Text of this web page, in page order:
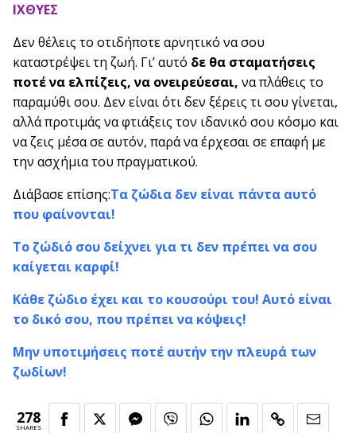
ΙΧΘΥΕΣ
Δεν θέλεις το οτιδήποτε αρνητικό να σου
καταστρέψει τη ζωή. Γι’ αυτό δε θα σταματήσεις
ποτέ να ελπίζεις, να ονειρεύεσαι, να πλάθεις το
παραμύθι σου. Δεν είναι ότι δεν ξέρεις τι σου γίνεται,
αλλά προτιμάς να φτιάξεις τον ιδανικό σου κόσμο και
να ζεις μέσα σε αυτόν, παρά να έρχεσαι σε επαφή με
την ασχήμια του πραγματικού.
Διάβασε επίσης:Τα ζώδια δεν είναι πάντα αυτό
που φαίνονται!
Το ζώδιό σου δείχνει για τι δεν πρέπει να σου
καίγεται καρφί!
Κάθε ζώδιο έχει και το κουσούρι του! Αυτό είναι
το δικό σου, που πρέπει να κόψεις!
Μην υποτιμήσεις ποτέ αυτήν την πλευρά των
ζωδίων!
278
SHARES